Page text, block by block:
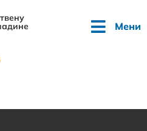
Мени